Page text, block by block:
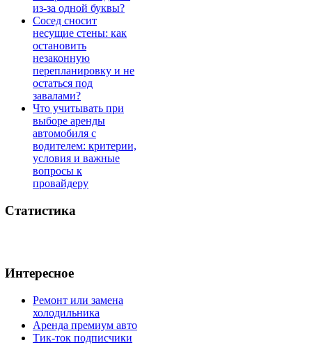
из-за одной буквы?
Сосед сносит
несущие стены: как
остановить
незаконную
перепланировку и не
остаться под
завалами?
Что учитывать при
выборе аренды
автомобиля с
водителем: критерии,
условия и важные
вопросы к
провайдеру
Статистика
Интересное
Ремонт или замена
холодильника
Аренда премиум авто
Тик-ток подписчики